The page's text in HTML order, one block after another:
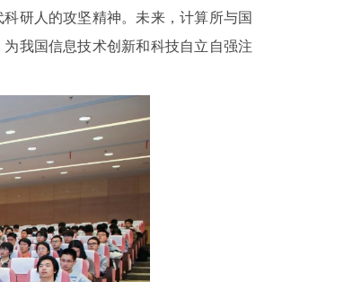
研人的攻坚精神。未来，计算所与国
我国信息技术创新和科技自立自强注